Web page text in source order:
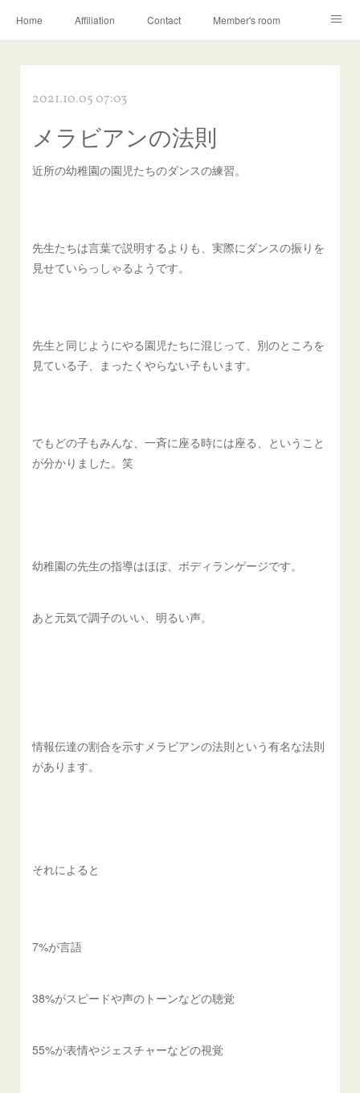
Home Affiliation Contact Member's room
2021.10.05 07:03
メラビアンの法則
近所の幼稚園の園児たちのダンスの練習。
先生たちは言葉で説明するよりも、実際にダンスの振りを
見せていらっしゃるようです。
先生と同じようにやる園児たちに混じって、別のところを
見ている子、まったくやらない子もいます。
でもどの子もみんな、一斉に座る時には座る、ということ
が分かりました。笑
幼稚園の先生の指導はほぼ、ボディランゲージです。
あと元気で調子のいい、明るい声。
情報伝達の割合を示すメラビアンの法則という有名な法則
があります。
それによると
7%が言語
38%がスピードや声のトーンなどの聴覚
55%が表情やジェスチャーなどの視覚